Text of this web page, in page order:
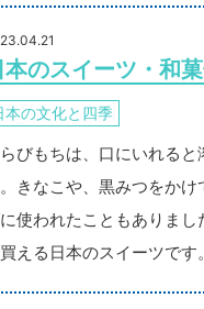
本のスイーツ・和
本の文化と四季
びもちは、口にいれる
きなこや、黒みつをか
使われたこともありま
える日本のスイーツです。